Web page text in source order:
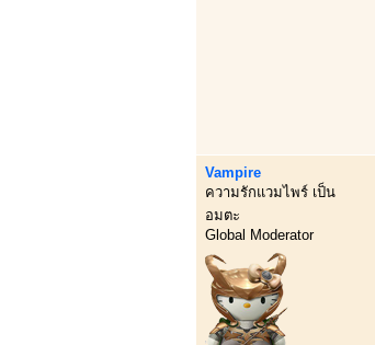
Vampire
ความรักแวมไพร์ เป็น
อมตะ
Global Moderator